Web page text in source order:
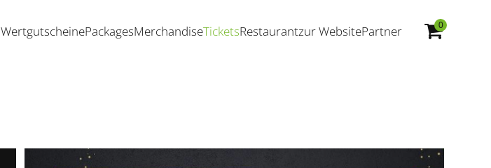
WertgutscheinePackagesMerchandiseTicketsRestaurantzur WebsitePartner 0